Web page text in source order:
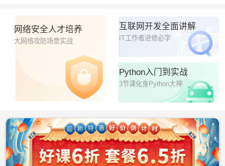
网络安全人才培养
大网络攻防场景实战
互联网开发全面讲解
IT工作者进修必学
Python入门到实战
3节课化身Python大神